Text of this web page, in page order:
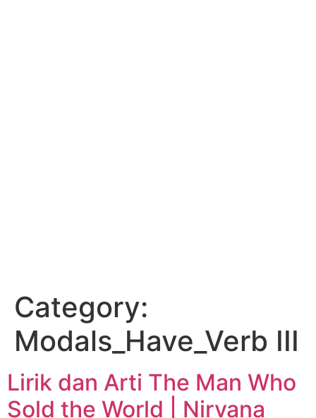
Category:
Modals_Have_Verb III
Lirik dan Arti The Man Who
Sold the World | Nirvana